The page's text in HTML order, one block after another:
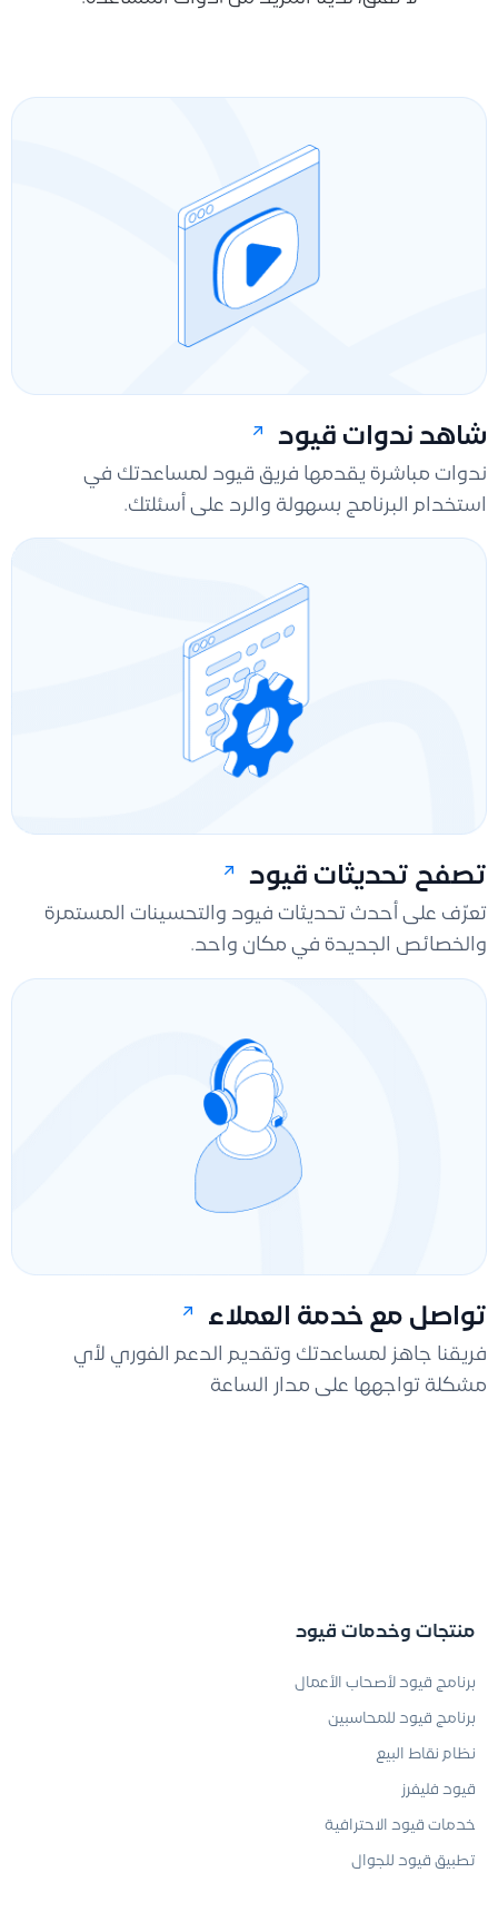
شاهد ندوات قيود
ندوات مباشرة يقدمها فريق قيود لمساعدتك في
استخدام البرنامج بسهولة والرد على أسئلتك.
تصفح تحديثات قيود
تعرّف على أحدث تحديثات فيود والتحسينات المستمرة
والخصائص الجديدة في مكان واحد.
تواصل مع خدمة العملاء
فريقنا جاهز لمساعدتك وتقديم الدعم الفوري لأي
مشكلة تواجهها على مدار الساعة
منتجات وخدمات قيود
برنامج قيود لأصحاب الأعمال
برنامج قيود للمحاسبين
نظام نقاط البيع
قيود فليفرز
خدمات قيود الاحترافية
تطبيق قيود للجوال